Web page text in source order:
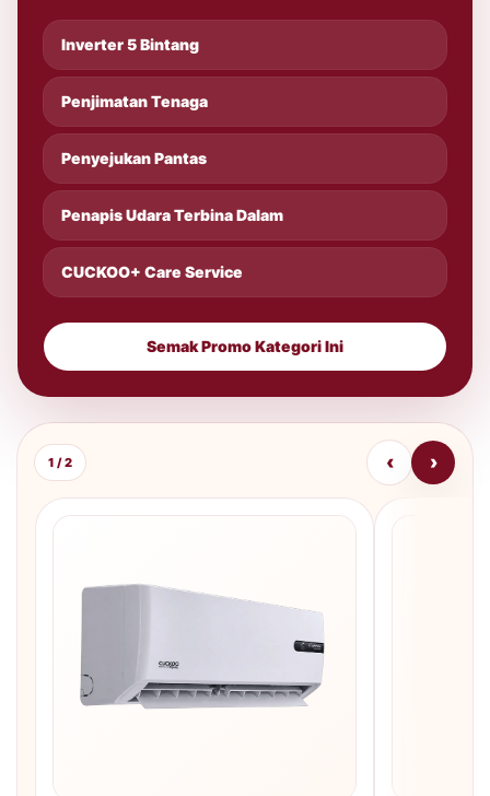
Inverter 5 Bintang
Penjimatan Tenaga
Penyejukan Pantas
Penapis Udara Terbina Dalam
CUCKOO+ Care Service
Semak Promo Kategori Ini
1 / 2 ‹ ›